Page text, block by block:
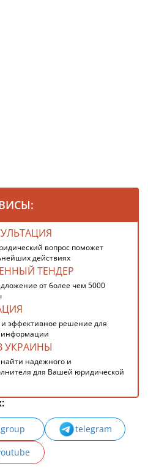
вопрос поможет
действиях
ТЕНДЕР
от более чем 5000
эффективное решение для
информации
УКРАИНЫ
надежного и
для Вашей юридической
group
telegram